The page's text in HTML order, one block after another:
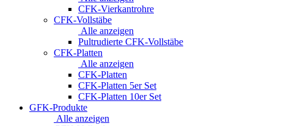
CFK-Vierkantrohre
CFK-Vollstäbe
Alle anzeigen
Pultrudierte CFK-Vollstäbe
CFK-Platten
Alle anzeigen
CFK-Platten
CFK-Platten 5er Set
CFK-Platten 10er Set
GFK-Produkte
Alle anzeigen